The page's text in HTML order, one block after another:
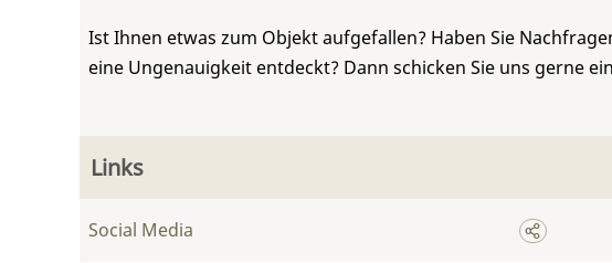
Ist Ihnen etwas zum Objekt aufgefallen? Haben Sie
eine Ungenauigkeit entdeckt? Dann schicken Sie uns gerne
Links
Social Media